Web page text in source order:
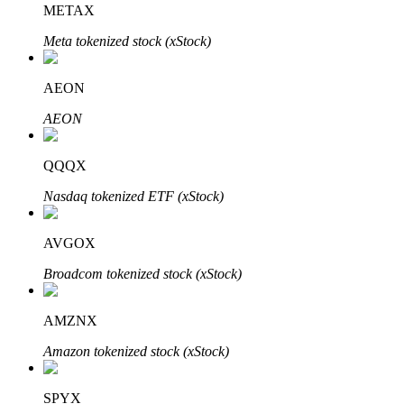
BTR-vergrendelingen
Exclusieve beleggingen voor BTR-houders
Leningen
METAX
Meta tokenized stock (xStock)
AEON
AEON
QQQX
Nasdaq tokenized ETF (xStock)
AVGOX
Broadcom tokenized stock (xStock)
AMZNX
Amazon tokenized stock (xStock)
SPYX